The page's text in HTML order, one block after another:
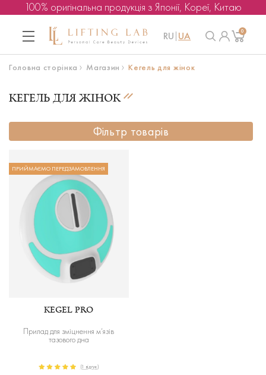
100% оригінальна продукція з Японії, Кореї, Китаю
RU UA 0
Головна сторінка Магазин Кегель для жінок
КЕГЕЛЬ ДЛЯ ЖІНОК
Фільтр товарів
ПРИЙМАЄМО ПЕРЕДЗАМОВЛЕННЯ
KEGEL PRO
Прилад для зміцнення м’язів
тазового дна
(1 відгук)